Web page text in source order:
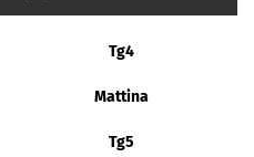
Tg4
Mattina
Tg5